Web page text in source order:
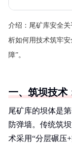
介绍： 尾矿库安全
析如何用技术筑牢
障”。
一、筑坝技术
尾矿库的坝体是
防弹墙。传统筑
术采用“分层碾压